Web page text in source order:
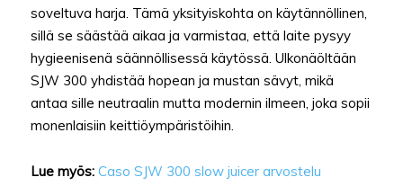
soveltuva harja. Tämä yksityiskohta on käytännöllinen,
sillä se säästää aikaa ja varmistaa, että laite pysyy
hygieenisenä säännöllisessä käytössä. Ulkonäöltään
SJW 300 yhdistää hopean ja mustan sävyt, mikä
antaa sille neutraalin mutta modernin ilmeen, joka sopii
monenlaisiin keittiöympäristöihin.
Lue myös: Caso SJW 300 slow juicer arvostelu